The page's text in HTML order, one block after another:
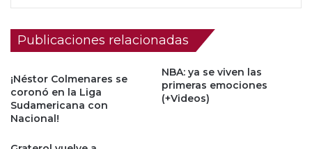
Publicaciones relacionadas
¡Néstor Colmenares se
coronó en la Liga
Sudamericana con
Nacional!
NBA: ya se viven las
primeras emociones
(+Videos)